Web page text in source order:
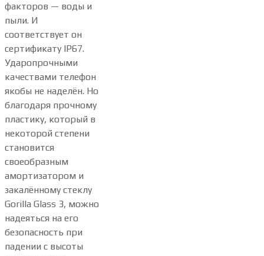
факторов — воды и
пыли. И
соответствует он
сертификату IP67.
Ударопрочными
качествами телефон
якобы не наделён. Но
благодаря прочному
пластику, который в
некоторой степени
становится
своеобразным
амортизатором и
закалённому стеклу
Gorilla Glass 3, можно
надеяться на его
безопасность при
падении с высоты